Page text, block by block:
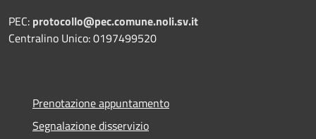
PEC: protocollo@pec.comune.noli.sv.it
Centralino Unico: 0197499520
Prenotazione appuntamento
Segnalazione disservizio